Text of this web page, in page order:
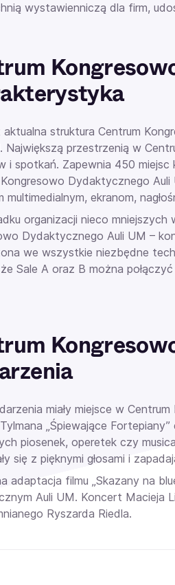
wystawienniczą dla firm,
struktura Centrum
Największą przestrzenią w
i spotkań. Zapewnia 450
Dydaktycznego
multimedialnym, ekranom,
organizacji nieco
Dydaktycznego Auli UM –
we wszystkie niezbędne
Sale A oraz B można
miały miejsce w
„Śpiewające
piosenek, operetek czy
się z pięknymi głosami i
adaptacja filmu „Skazany na
Auli UM. Koncert Macieja
Ryszarda Riedla.